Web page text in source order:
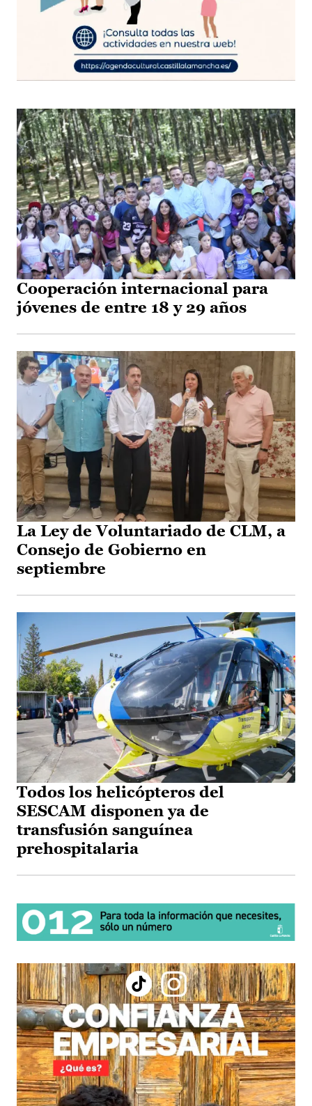
Cooperación internacional para
jóvenes de entre 18 y 29 años
La Ley de Voluntariado de CLM, a
Consejo de Gobierno en
septiembre
Todos los helicópteros del
SESCAM disponen ya de
transfusión sanguínea
prehospitalaria